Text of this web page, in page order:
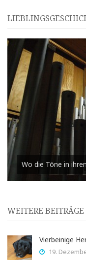
Wo die Töne in
WEITERE BEITRÄGE
Vierbeinige
19.